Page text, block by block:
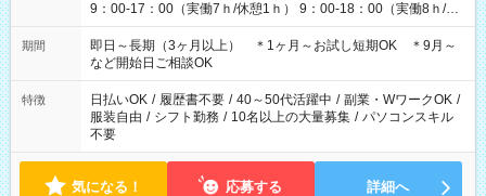
9：00-17：00（実働7ｈ/休憩1ｈ） 9：00-18：00（実働8ｈ/休
憩1ｈ） 10：00-19：00（実働8ｈ/休憩1ｈ） ●朝ゆっくり派
11：00-20：00（実働8ｈ/休憩1ｈ） 12：00-20：00（実働7ｈ/
休憩1ｈ） 12：00-21：00（実働8ｈ/休憩1ｈ） 13：00-22：
00（実働8ｈ/休憩1ｈ） ＊時間帯固定OK
期間
即日～長期（3ヶ月以上） ＊1ヶ月～お試し短期OK ＊9月～
など開始日ご相談OK
特徴 日払いOK / 履歴書不要 / 40～50代活躍中 / 副業・WワークOK /
服装自由 / シフト勤務 / 10名以上の大量募集 / パソコンスキル
不要
気になる！ 応募する 詳細へ